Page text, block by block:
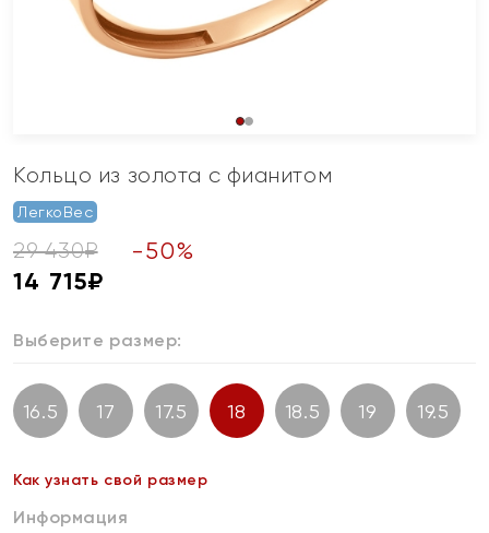
Кольцо из золота с фианитом
ЛегкоВес
29 430₽ -50%
14 715₽
Выберите размер:
16.5 17 17.5 18 18.5 19 19.5
Как узнать свой размер
Информация